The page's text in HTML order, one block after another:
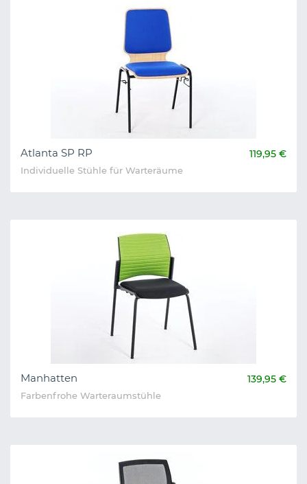
Atlanta SP RP 119,95 €
Individuelle Stühle für Warteräume
Manhatten 139,95 €
Farbenfrohe Warteraumstühle